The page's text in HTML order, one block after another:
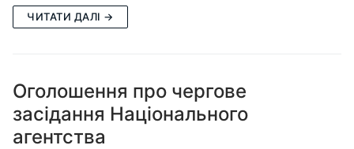
ЧИТАТИ ДАЛІ →
Оголошення про чергове
засідання Національного
агентства